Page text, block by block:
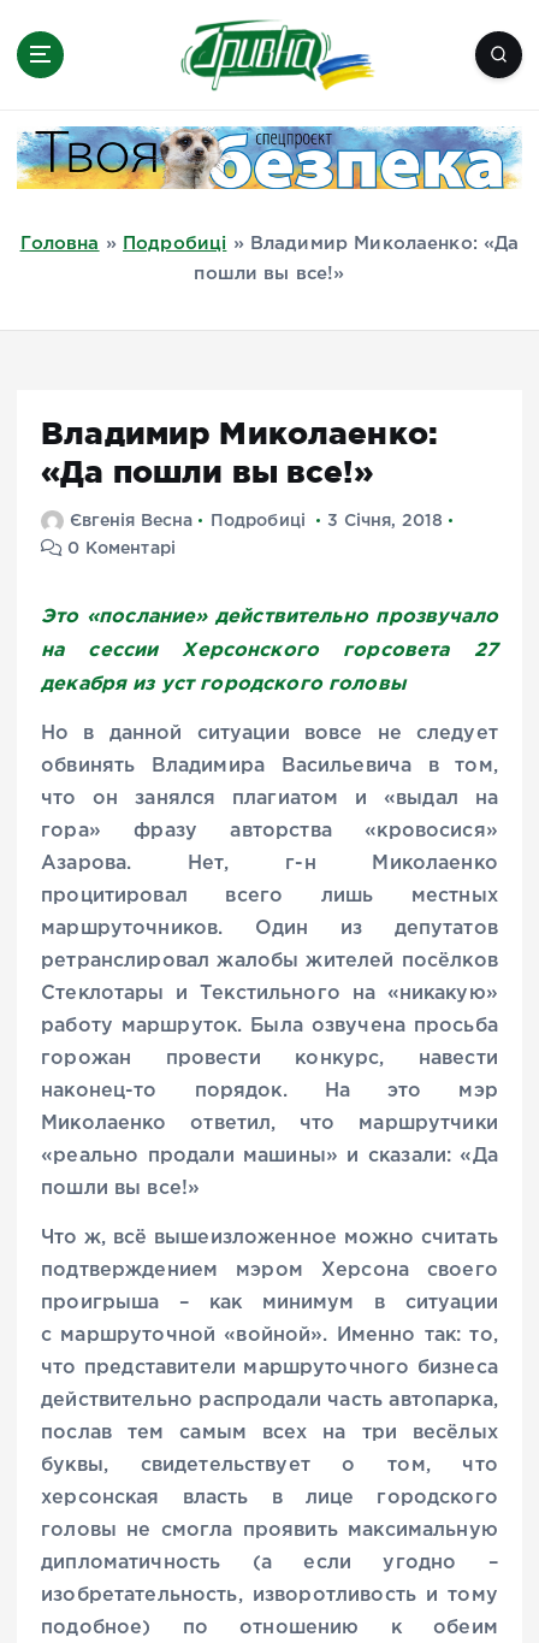
Миколаїв, Одеса, Мелітополь
Головна » Подробиці »
Владимир Миколаенко: «Да
пошли вы все!»
Владимир Миколаенко:
«Да пошли вы все!»
Євгенія Весна Подробиці
3 Січня, 2018
0 Коментарі
Это «послание» действительно прозвучало
на сессии Херсонского горсовета 27
декабря из уст городского головы
Но в данной ситуации вовсе не следует
обвинять Владимира Васильевича в том,
что он занялся плагиатом и «выдал на
гора» фразу авторства «кровосися»
Азарова. Нет, г-н Миколаенко
процитировал всего лишь местных
маршруточников. Один из депутатов
ретранслировал жалобы жителей посёлков
Стеклотары и Текстильного на «никакую»
работу маршруток. Была озвучена просьба
горожан провести конкурс, навести
наконец-то порядок. На это мэр
Миколаенко ответил, что маршрутчики
«реально продали машины» и сказали: «Да
пошли вы все!»
Что ж, всё вышеизложенное можно считать
подтверждением мэром Херсона своего
проигрыша – как минимум в ситуации
с маршруточной «войной». Именно так: то,
что представители маршруточного бизнеса
действительно распродали часть автопарка,
послав тем самым всех на три весёлых
буквы, свидетельствует о том, что
херсонская власть в лице городского
головы не смогла проявить максимальную
дипломатичность (а если угодно –
изобретательность, изворотливость и тому
подобное) по отношению к обеим